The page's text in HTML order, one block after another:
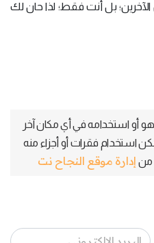
بل أنت فقط؛ لذا حان لك
أو استخدامه في أي مكان آخر
استخدام فقرات أو أجزاء منه
من إدارة موقع النجاح نت